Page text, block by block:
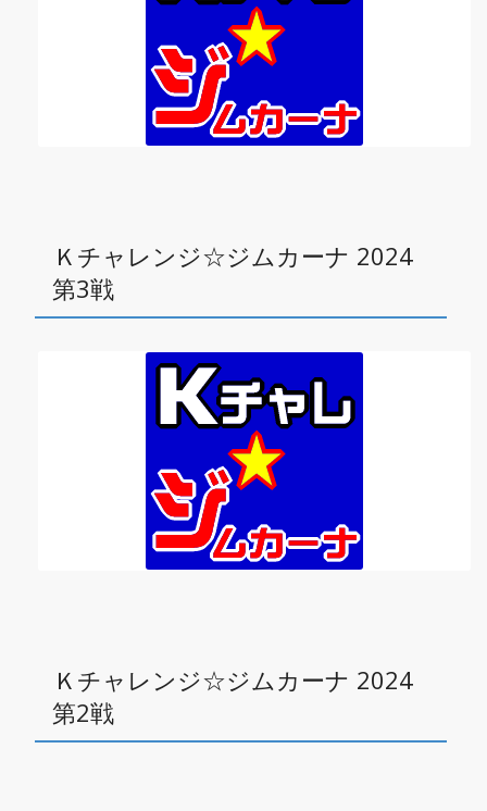
Ｋチャレンジ☆ジムカーナ 2024
第3戦
Ｋチャレンジ☆ジムカーナ 2024
第2戦